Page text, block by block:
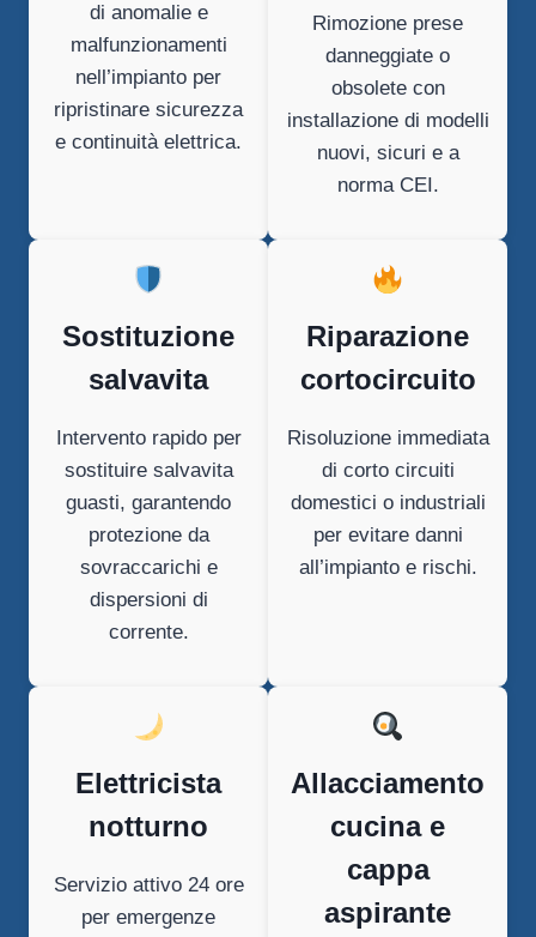
di anomalie e
malfunzionamenti
nell’impianto per
ripristinare sicurezza
e continuità elettrica.
Rimozione prese
danneggiate o
obsolete con
installazione di modelli
nuovi, sicuri e a
norma CEI.
Sostituzione
salvavita
Intervento rapido per
sostituire salvavita
guasti, garantendo
protezione da
sovraccarichi e
dispersioni di
corrente.
Riparazione
cortocircuito
Risoluzione immediata
di corto circuiti
domestici o industriali
per evitare danni
all’impianto e rischi.
Elettricista
notturno
Servizio attivo 24 ore
per emergenze
Allacciamento
cucina e
cappa
aspirante